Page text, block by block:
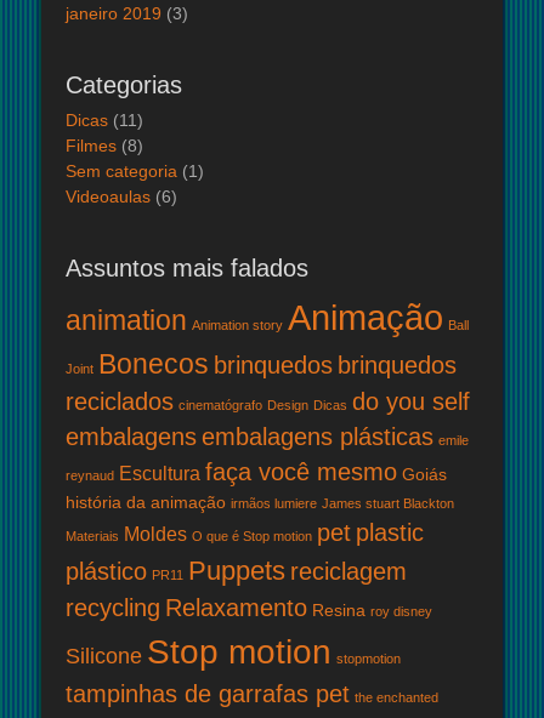
janeiro 2019 (3)
Categorias
Dicas (11)
Filmes (8)
Sem categoria (1)
Videoaulas (6)
Assuntos mais falados
animation Animation story Animação Ball
Joint Bonecos brinquedos brinquedos
reciclados cinematógrafo Design Dicas do you self
embalagensembalagens plásticas emile
reynaud Escultura faça você mesmo Goiás
história da animação irmãos lumiere James stuart Blackton
Materiais Moldes O que é Stop motion pet plastic
plástico PR11 Puppets reciclagem
recycling Relaxamento Resina roy disney
Silicone Stop motion stopmotion
tampinhas de garrafas pet the enchanted